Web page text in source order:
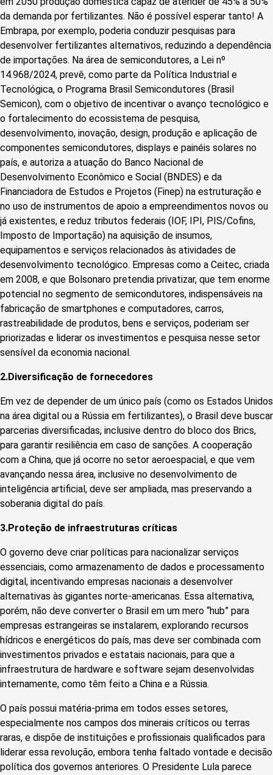
da demanda por fertilizantes. Não é possível esperar tanto! A
Embrapa, por exemplo, poderia conduzir pesquisas para
desenvolver fertilizantes alternativos, reduzindo a dependência
de importações. Na área de semicondutores, a Lei nº
14.968/2024, prevê, como parte da Política Industrial e
Tecnológica, o Programa Brasil Semicondutores (Brasil
Semicon), com o objetivo de incentivar o avanço tecnológico e
o fortalecimento do ecossistema de pesquisa,
desenvolvimento, inovação, design, produção e aplicação de
componentes semicondutores, displays e painéis solares no
país, e autoriza a atuação do Banco Nacional de
Desenvolvimento Econômico e Social (BNDES) e da
Financiadora de Estudos e Projetos (Finep) na estruturação e
no uso de instrumentos de apoio a empreendimentos novos ou
já existentes, e reduz tributos federais (IOF, IPI, PIS/Cofins,
Imposto de Importação) na aquisição de insumos,
equipamentos e serviços relacionados às atividades de
desenvolvimento tecnológico. Empresas como a Ceitec, criada
em 2008, e que Bolsonaro pretendia privatizar, que tem enorme
potencial no segmento de semicondutores, indispensáveis na
fabricação de smartphones e computadores, carros,
rastreabilidade de produtos, bens e serviços, poderiam ser
priorizadas e liderar os investimentos e pesquisa nesse setor
sensível da economia nacional.
2.Diversificação de fornecedores
Em vez de depender de um único país (como os Estados Unidos
na área digital ou a Rússia em fertilizantes), o Brasil deve buscar
parcerias diversificadas, inclusive dentro do bloco dos Brics,
para garantir resiliência em caso de sanções. A cooperação
com a China, que já ocorre no setor aeroespacial, e que vem
avançando nessa área, inclusive no desenvolvimento de
inteligência artificial, deve ser ampliada, mas preservando a
soberania digital do país.
3.Proteção de infraestruturas críticas
O governo deve criar políticas para nacionalizar serviços
essenciais, como armazenamento de dados e processamento
digital, incentivando empresas nacionais a desenvolver
alternativas às gigantes norte-americanas. Essa alternativa,
porém, não deve converter o Brasil em um mero “hub” para
empresas estrangeiras se instalarem, explorando recursos
hídricos e energéticos do país, mas deve ser combinada com
investimentos privados e estatais nacionais, para que a
infraestrutura de hardware e software sejam desenvolvidas
internamente, como têm feito a China e a Rússia.
O país possui matéria-prima em todos esses setores,
especialmente nos campos dos minerais críticos ou terras
raras, e dispõe de instituições e profissionais qualificados para
liderar essa revolução, embora tenha faltado vontade e decisão
política dos governos anteriores. O Presidente Lula parece